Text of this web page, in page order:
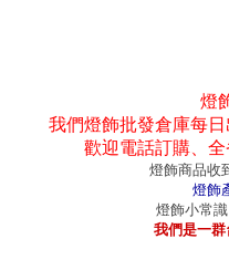
燈
我們燈飾批發倉庫每
歡迎電話訂購、
燈飾商品收
燈飾
燈飾小常
我們是一